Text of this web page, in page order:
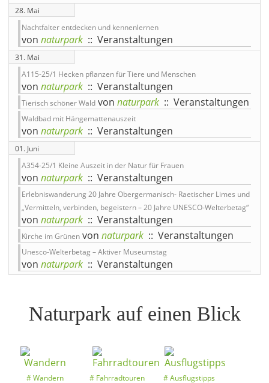
28. Mai
Nachtfalter entdecken und kennenlernen
von naturpark :: Veranstaltungen
31. Mai
A115-25/1 Hecken pflanzen für Tiere und Menschen
von naturpark :: Veranstaltungen
Tierisch schöner Wald von naturpark :: Veranstaltungen
Waldbad mit Hängemattenauszeit
von naturpark :: Veranstaltungen
01. Juni
A354-25/1 Kleine Auszeit in der Natur für Frauen
von naturpark :: Veranstaltungen
Erlebniswanderung 20 Jahre Obergermanisch- Raetischer Limes und
„Vermitteln, verbinden, begeistern – 20 Jahre UNESCO-Welterbetag“
von naturpark :: Veranstaltungen
Kirche im Grünen von naturpark :: Veranstaltungen
Unesco-Welterbetag – Aktiver Museumstag
von naturpark :: Veranstaltungen
Naturpark auf einen Blick
Wandern Fahrradtouren Ausflugstipps